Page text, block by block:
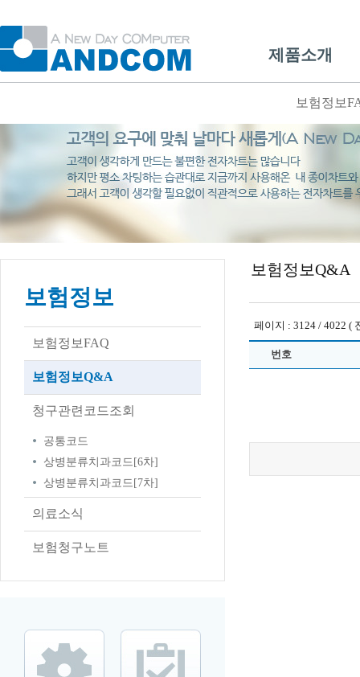
제품소개
보험정보
보험정보
보험정보FAQ
보험정보Q&A
청구관련코드조회
공통코드
상병분류치과코드[6차]
상병분류치과코드[7차]
의료소식
보험청구노트
보험정보Q&A
페이지 : 3124 / 4022 (
번호